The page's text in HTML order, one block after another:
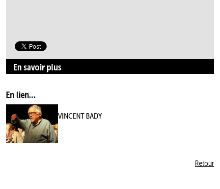
En savoir plus
En lien…
VINCENT BADY
Retour